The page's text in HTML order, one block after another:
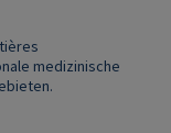
medizinische